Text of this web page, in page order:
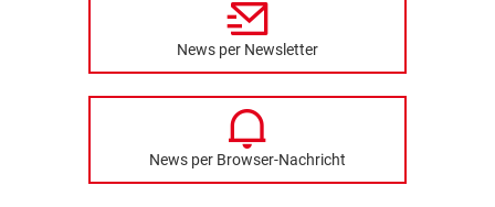
News per Newsletter
News per Browser-Nachricht